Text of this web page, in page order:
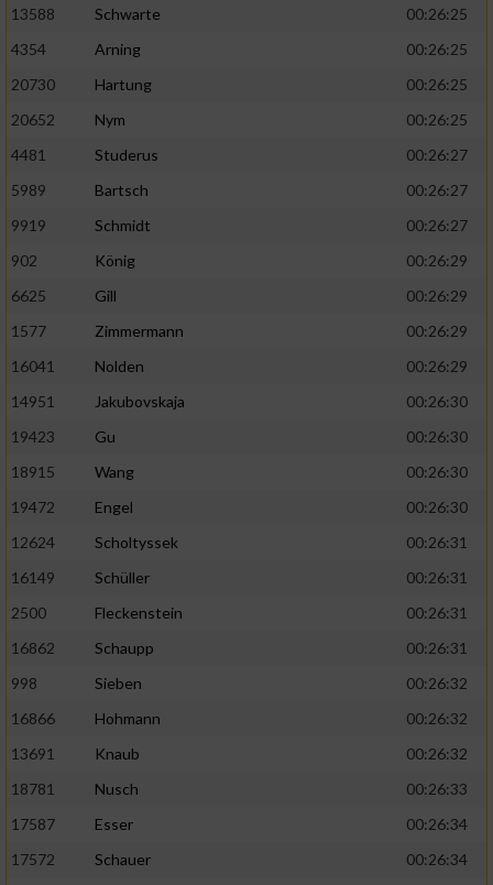
13588
Schwarte
00:26:25
4354
Arning
00:26:25
20730
Hartung
00:26:25
20652
Nym
00:26:25
4481
Studerus
00:26:27
5989
Bartsch
00:26:27
9919
Schmidt
00:26:27
902
König
00:26:29
6625
Gill
00:26:29
1577
Zimmermann
00:26:29
16041
Nolden
00:26:29
14951
Jakubovskaja
00:26:30
19423
Gu
00:26:30
18915
Wang
00:26:30
19472
Engel
00:26:30
12624
Scholtyssek
00:26:31
16149
Schüller
00:26:31
2500
Fleckenstein
00:26:31
16862
Schaupp
00:26:31
998
Sieben
00:26:32
16866
Hohmann
00:26:32
13691
Knaub
00:26:32
18781
Nusch
00:26:33
17587
Esser
00:26:34
17572
Schauer 00:26:34